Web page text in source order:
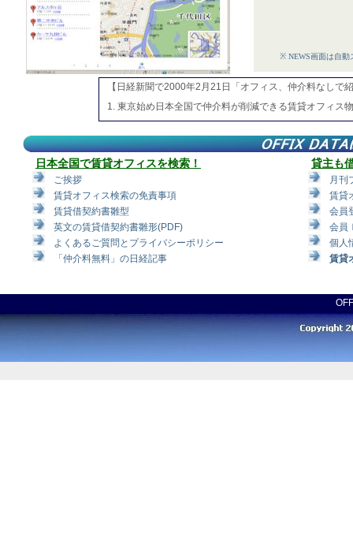
【日経新聞で2000年2月21日「オフィス、仲介料なしで
1. 東京始め日本全国で仲介料が削減できる賃貸オフィス
様々な検索ツールをご用意しております。
3. 検索の初期設定を「仲介料不要」から「必要」に変更
4. 国土交通省国土地理院発行の数値地図2500（承認番号
Google Mapを利用して、日本全国全ての物件をピンポイ
日本全国で賃貸オフィスを検索！
ご挨拶
賃貸オフィス検索の免責事項
賃貸借契約書雛型
英文の賃貸借契約書雛形(PDF)
よくあるご質問とプライバシーポリシー
「仲介料無料」の日経記事
貸主も
月刊
賃貸
会員
会員
個人
賃貸